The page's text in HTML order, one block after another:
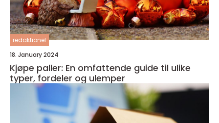
redaktionel
18. January 2024
Kjøpe paller: En omfattende guide til ulike
typer, fordeler og ulemper